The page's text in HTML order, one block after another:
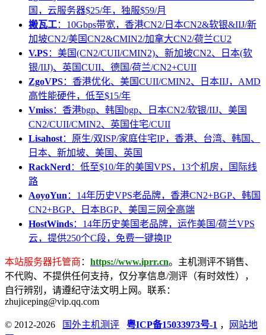
国，云服务器$25/年，独服$59/月
搬瓦工：10Gbps带宽，香港CN2/日本CN2&软银&IIJ/新
加坡CN2/美国CN2&CMIN2/加拿大CN2/荷兰CU2
V.PS：美国(CN2/CUII/CMIN2)、新加坡CN2、日本(软
银/IIJ)、英国CUII、德国/荷兰/CN2+CUII
ZgoVPS：香港优化、美国CUII/CMIN2、日本IIJ，AMD
高性能硬件，低至$15/年
Vmiss：香港bgp、韩国bgp、日本CN2/软银/IIJ、美国
CN2/CUII/CMIN2、英国住宅/CUII
Lisahost：原生/双ISP/家庭住宅IP，香港、台湾、韩国、
日本、新加坡、美国、英国
RackNerd ：低至$10/年的美国VPS，13个机房，国际线
路
AoyoYun ：14年历史VPS老品牌，香港CN2+BGP、韩国
CN2+BGP、日本BGP、美国三网全高端
HostWinds：14年历史美国老品牌，运作美国/荷兰VPS
云，提供250个C段，免费一键换IP
本站服务器托管商 ： https://www.iprr.cn。主机测评不销售、
不代购、不提供任何支持，仅分享信息/测评（有时效性），
自行辨别，请遵纪守法文明上网。联系：
zhujiceping@vip.qq.com
© 2012-2026 国外主机测评 粤ICP备15033973号-1 ，
网站地